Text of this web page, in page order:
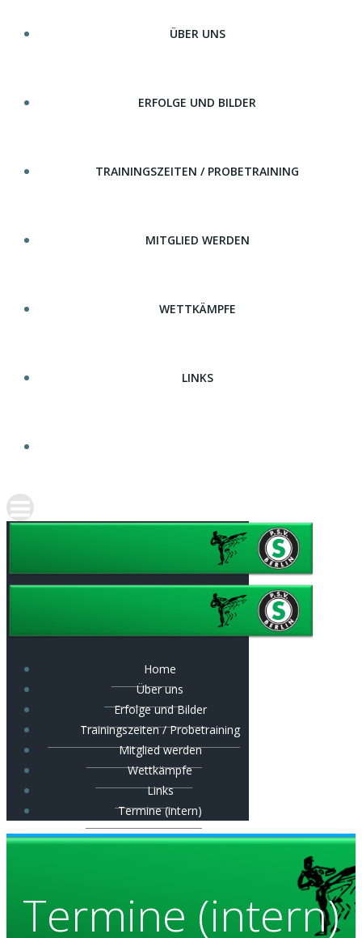
ÜBER UNS
ERFOLGE UND BILDER
TRAININGSZEITEN / PROBETRAINING
MITGLIED WERDEN
WETTKÄMPFE
LINKS
Home
Über uns
Erfolge und Bilder
Trainingszeiten / Probetraining
Mitglied werden
Wettkämpfe
Links
Termine (intern)
Termine (intern)